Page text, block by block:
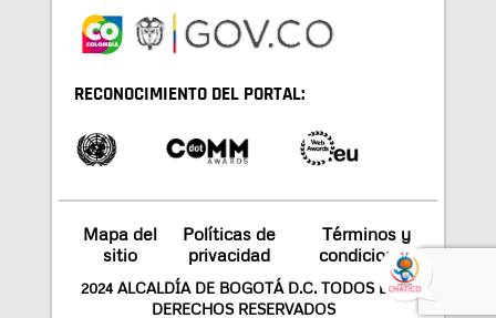
RECONOCIMIENTO DEL PORTAL:
Mapa del
sitio
Políticas de
privacidad
Términos y
condiciones
2024 ALCALDÍA DE BOGOTÁ D.C. TODOS LOS
DERECHOS RESERVADOS